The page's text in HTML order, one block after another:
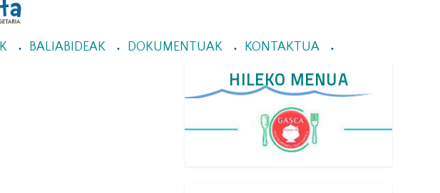
BALIABIDEAK DOKUMENTUAK KONTAKTUA
HILEKO MENUA